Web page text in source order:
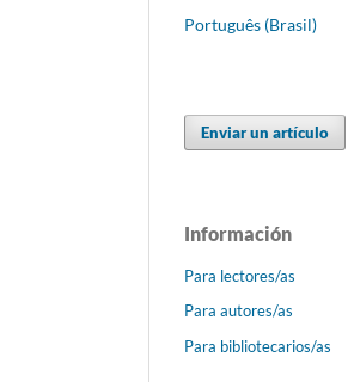
Português (Brasil)
Enviar un artículo
Información
Para lectores/as
Para autores/as
Para bibliotecarios/as